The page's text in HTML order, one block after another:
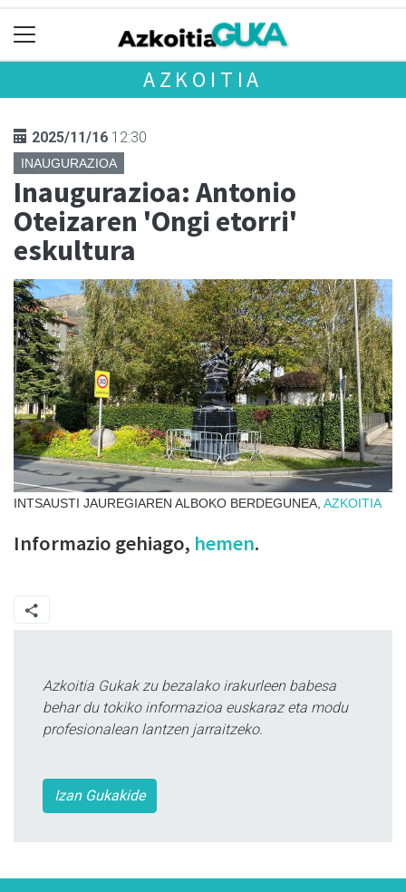
AZKOITIA
2025/11/16 12:30
INAUGURAZIOA
Inaugurazioa: Antonio
Oteizaren 'Ongi etorri'
eskultura
INTSAUSTI JAUREGIAREN ALBOKO BERDEGUNEA, AZKOITIA
Informazio gehiago, hemen.
Azkoitia Gukak zu bezalako irakurleen babesa
behar du tokiko informazioa euskaraz eta modu
profesionalean lantzen jarraitzeko.
Izan Gukakide